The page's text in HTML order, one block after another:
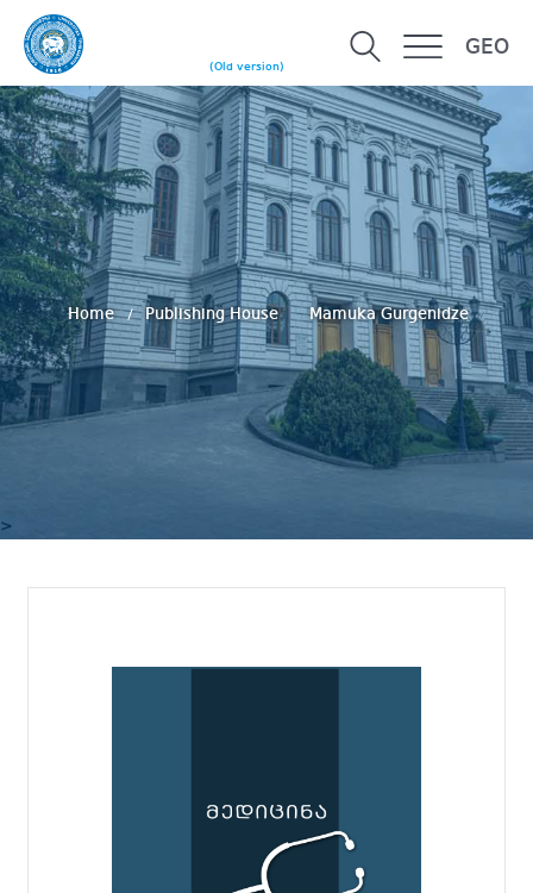
(Old version)
GEO
>
Home Publishing House Mamuka Gurgenidze